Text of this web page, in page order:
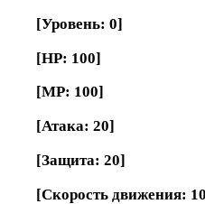
[Уровень: 0]
[HP: 100]
[MP: 100]
[Атака: 20]
[Защита: 20]
[Скорость движения: